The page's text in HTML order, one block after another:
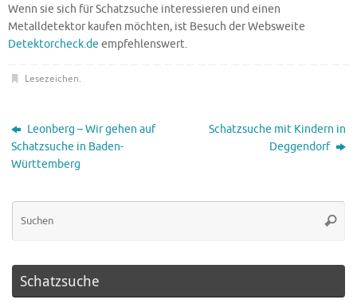
Wenn sie sich für Schatzsuche interessieren und einen
Metalldetektor kaufen möchten, ist Besuch der Websweite
Detektorcheck.de empfehlenswert.
Lesezeichen.
Leonberg – Wir gehen auf
Schatzsuche in Baden-
Württemberg
Schatzsuche mit Kindern in
Deggendorf
Schatzsuche